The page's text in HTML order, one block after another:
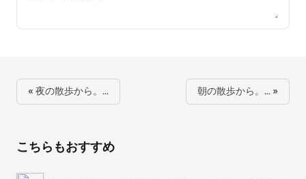
« 夜の散歩から。… 朝の散歩から。… »
こちらもおすすめ